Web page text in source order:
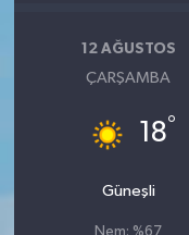
12 AĞUSTOS
ÇARŞAMBA
18°
Güneşli